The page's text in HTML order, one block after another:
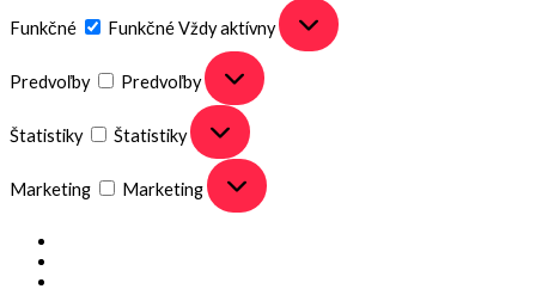
Funkčné
FunkčnéVždy aktívny
Predvoľby Predvoľby
Štatistiky Štatistiky
Marketing Marketing